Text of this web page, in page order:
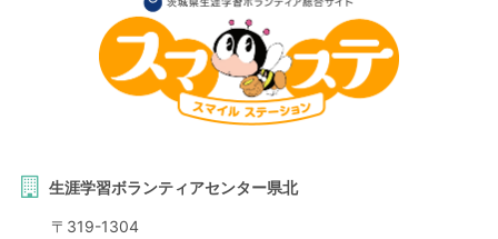
生涯学習ボランティアセンター県北
〒 319-1304